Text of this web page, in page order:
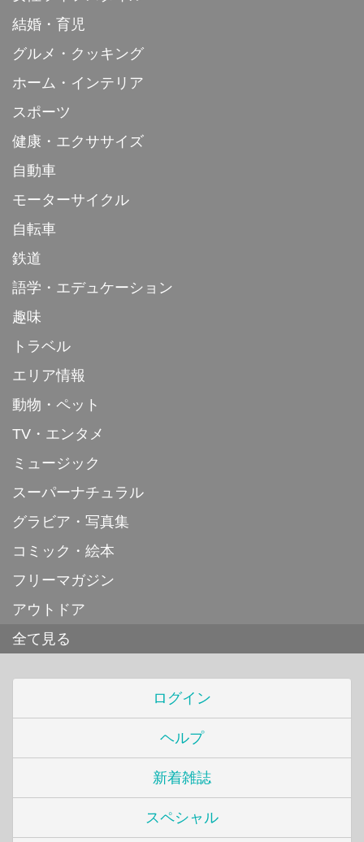
結婚・育児
グルメ・クッキング
ホーム・インテリア
スポーツ
健康・エクササイズ
自動車
モーターサイクル
自転車
鉄道
語学・エデュケーション
趣味
トラベル
エリア情報
動物・ペット
TV・エンタメ
ミュージック
スーパーナチュラル
グラビア・写真集
コミック・絵本
フリーマガジン
アウトドア
全て見る
ログイン
ヘルプ
新着雑誌
スペシャル